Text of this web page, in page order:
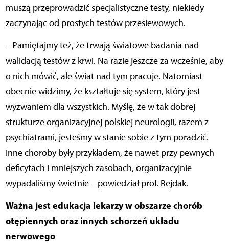
muszą przeprowadzić specjalistyczne testy, niekiedy
zaczynając od prostych testów przesiewowych.
– Pamiętajmy też, że trwają światowe badania nad
walidacją testów z krwi. Na razie jeszcze za wcześnie, aby
o nich mówić, ale świat nad tym pracuje. Natomiast
obecnie widzimy, że kształtuje się system, który jest
wyzwaniem dla wszystkich. Myślę, że w tak dobrej
strukturze organizacyjnej polskiej neurologii, razem z
psychiatrami, jesteśmy w stanie sobie z tym poradzić.
Inne choroby były przykładem, że nawet przy pewnych
deficytach i mniejszych zasobach, organizacyjnie
wypadaliśmy świetnie – powiedział prof. Rejdak.
Ważna jest edukacja lekarzy w obszarze chorób
otępiennych oraz innych schorzeń układu
nerwowego